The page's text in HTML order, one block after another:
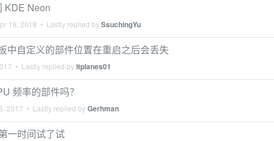
KDE Neon
19, 2018 • Lastly replied bySsuchingYu
中自定义的部件位置在重启之后会丢失
• Lastly replied byitplanes01
频率的部件吗？
2017 • Lastly replied byGerhman
一时间试了试